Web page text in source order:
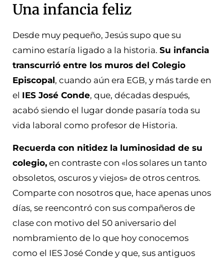
Una infancia feliz
Desde muy pequeño, Jesús supo que su
camino estaría ligado a la historia. Su infancia
transcurrió entre los muros del Colegio
Episcopal, cuando aún era EGB, y más tarde en
el IES José Conde, que, décadas después,
acabó siendo el lugar donde pasaría toda su
vida laboral como profesor de Historia.
Recuerda con nitidez la luminosidad de su
colegio, en contraste con «los solares un tanto
obsoletos, oscuros y viejos» de otros centros.
Comparte con nosotros que, hace apenas unos
días, se reencontró con sus compañeros de
clase con motivo del 50 aniversario del
nombramiento de lo que hoy conocemos
como el IES José Conde y que, sus antiguos